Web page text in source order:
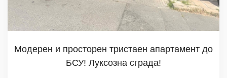
Модерен и просторен тристаен апартамент до
БСУ! Луксозна сграда!